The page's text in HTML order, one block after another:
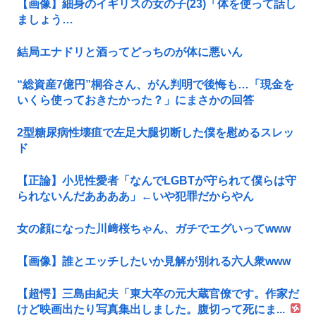
【画像】細身のイギリスの女の子(23)「体を使って話し
ましょう…
結局エナドリと酒ってどっちのが体に悪いん
“総資産7億円”桐谷さん、がん判明で後悔も…「現金を
いくら使っておきたかった？」にまさかの回答
2型糖尿病性壊疽で左足大腿切断した僕を慰めるスレッ
ド
【正論】小児性愛者「なんでLGBTが守られて僕らは守
られないんだああああ」←いや犯罪だからやん
女の顔になった川﨑桜ちゃん、ガチでエグいってwww
【画像】誰とエッチしたいか見解が別れる六人衆www
【超愕】三島由紀夫「東大卒の元大蔵官僚です。作家だ
けど映画出たり写真集出しました。腹切って死にま...